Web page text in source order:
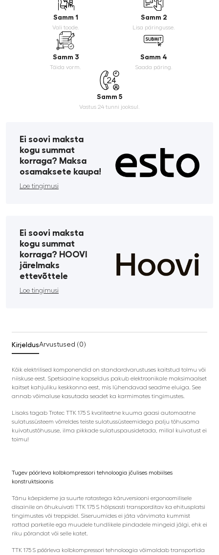
Samm 1
Vali toode.
Samm 2
Lisa päringusse.
Samm 3
Täida vorm.
Samm 4
Saada päring.
Samm 5
Vastus 24 tunni jooksul.
Ei soovi maksta
kogu summat
korraga? Maksa
osamaksete kaupa!
Loe tingimusi
Ei soovi maksta
kogu summat
korraga? HOOVI
järelmaks
ettevõttele
Loe tingimusi
KirjeldusArvustused (0)
Kõik elektrilised komponendid on standardvarustuses kaitstud tolmu või
niiskuse eest. Spetsiaalne kapseldus pakub elektroonikale maksimaalset
kaitset kahjuliku keskkonna eest, mis lühendavad seadme eluiga. See
annab võimaluse kasutada seadet ka karmimates tingimustes.
Lisaks tagab Trotec TTK 175 S kvaliteetne kuuma gaasi automaatne
sulatussüsteem võrreldes teiste sulatussüsteemidega palju tõhusama
kuivatustõhususe, ilma pikkade sulatuspausidetada, millal kuivatust ei
toimu!
Tugev pöörleva kolbkompressori tehnoloogia jõulises mobiilses
konstruktsioonis
Tänu käepideme ja suurte ratastega käruversiooni ergonoomilisele
disainile on õhukuivati TTK 175 S hõlpsasti transporditav ka ehitusplatsi
tingimustes või treppidel. Siseruumides ei jäta värvimata kummist
rattad parketile ega muudele tundlikele pindadele mingeid jälgi, ehk ei
riku põrandat või selle katet.
TTK 175 S pöörleva kolbkompressori tehnoloogia võimaldab transportida